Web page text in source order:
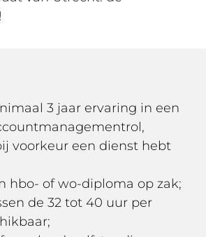
3 jaar ervaring in een
voorkeur een dienst hebt
hbo- of wo-diploma op zak;
de 32 tot 40 uur per